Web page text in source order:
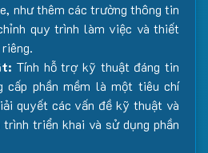
như thêm các trường thông tin
quy trình làm việc và thiết
Tính hỗ trợ kỹ thuật đáng tin
cấp phần mềm là một tiêu chí
quyết các vấn đề kỹ thuật và
triển khai và sử dụng phần